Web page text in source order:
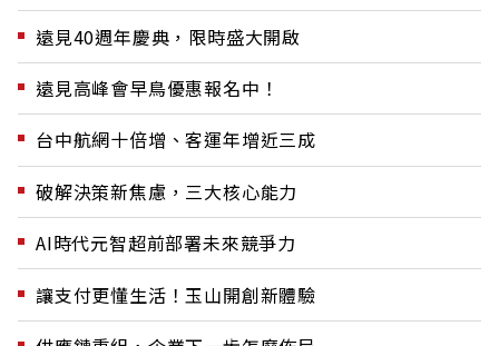
遠見40週年慶典，限時盛大開啟
遠見高峰會早鳥優惠報名中！
台中航網十倍增、客運年增近三成
破解決策新焦慮，三大核心能力
AI時代元智超前部署未來競爭力
讓支付更懂生活！玉山開創新體驗